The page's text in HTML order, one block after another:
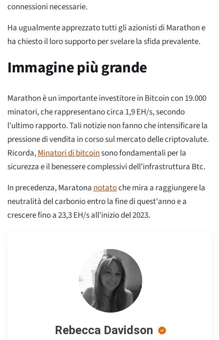
connessioni necessarie.
Ha ugualmente apprezzato tutti gli azionisti di Marathon e
ha chiesto il loro supporto per svelare la sfida prevalente.
Immagine più grande
Marathon è un importante investitore in Bitcoin con 19.000
minatori, che rappresentano circa 1,9 EH/s, secondo
l'ultimo rapporto. Tali notizie non fanno che intensificare la
pressione di vendita in corso sul mercato delle criptovalute.
Ricorda,Minatori di bitcoinsono fondamentali per la
sicurezza e il benessere complessivi dell'infrastruttura Btc.
In precedenza, Maratona notatoche mira a raggiungere la
neutralità del carbonio entro la fine di quest'anno e a
crescere fino a 23,3 EH/s all'inizio del 2023.
Rebecca Davidson